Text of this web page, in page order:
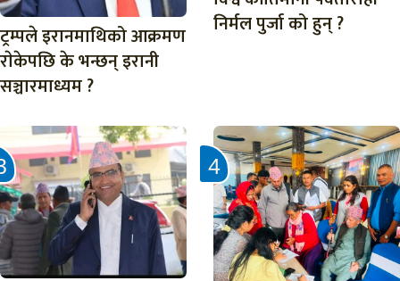
ट्रम्पले इरानमाथिको आक्रमण
राेकेपछि के भन्छन् इरानी
सञ्चारमाध्यम ?
निर्मल पुर्जा को हुन् ?